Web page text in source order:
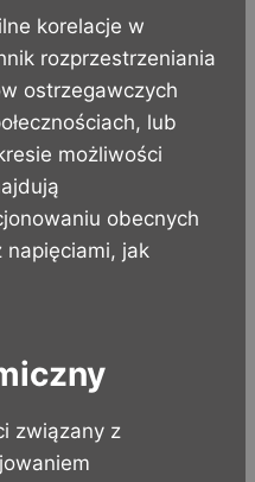
korelacje w
rozprzestrzeniania
ostrzegawczych
lub
możliwości
obecnych
napięciami, jak
związany z